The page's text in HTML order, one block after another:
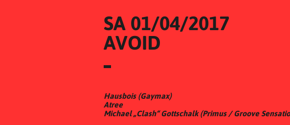
SA 01/04/2017
AVOID
Hausbois (Gaymax)
Atree
Michael „Clash“ Gottschalk (Primus / Groove